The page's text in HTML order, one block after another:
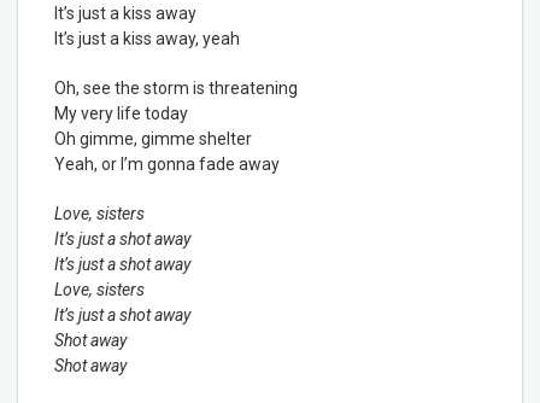
It’s just a kiss away
It’s just a kiss away, yeah
Oh, see the storm is threatening
My very life today
Oh gimme, gimme shelter
Yeah, or I’m gonna fade away
Love, sisters
It’s just a shot away
It’s just a shot away
Love, sisters
It’s just a shot away
Shot away
Shot away